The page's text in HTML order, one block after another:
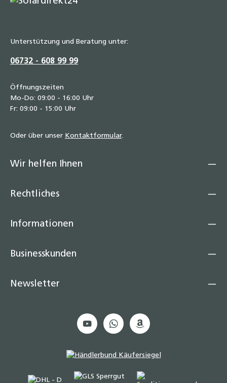
Unterstützung und Beratung unter:
06732 - 608 99 99
Öffnungszeiten
Mo-Do: 09:00 - 16:00 Uhr
Fr: 09:00 - 15:00 Uhr
Oder über unser Kontaktformular.
Wir helfen Ihnen
Rechtliches
Informationen
Businesskunden
Newsletter